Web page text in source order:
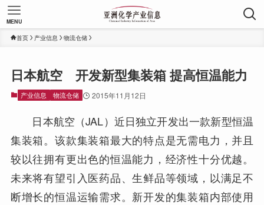
MENU
首页 产业信息 物流仓储
日本航空 开发新型集装箱 提高恒温能力
产业信息 物流仓储 2015年11月12日
日本航空（JAL）近日独立开发出一款新型恒温
集装箱。该款集装箱最大的特点是无需电力，并且
较以往拥有更出色的恒温能力，经济性十分优越。
未来将有望引入医药品、生鲜品等领域，以满足不
断增长的恒温运输需求。新开发的集装箱内部使用